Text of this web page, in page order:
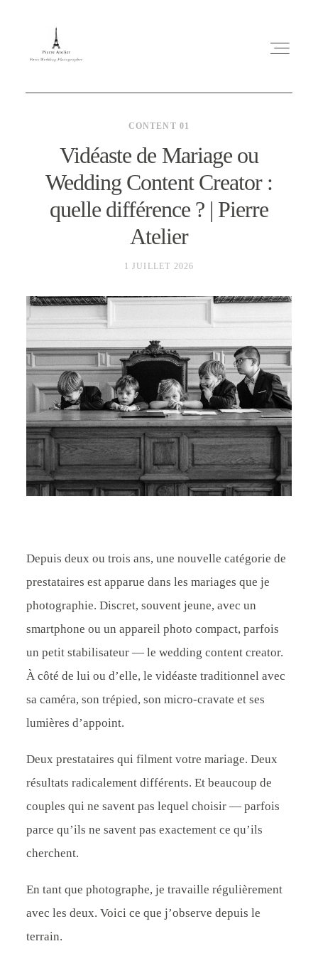
ABOUT ME
MARIAGE
ENGLISH
CONTACT
CONTENT 01
Vidéaste de Mariage ou
Wedding Content Creator :
quelle différence ? | Pierre
Atelier
1 JUILLET 2026
Depuis deux ou trois ans, une nouvelle catégorie de
prestataires est apparue dans les mariages que je
photographie. Discret, souvent jeune, avec un
smartphone ou un appareil photo compact, parfois
un petit stabilisateur — le wedding content creator.
À côté de lui ou d’elle, le vidéaste traditionnel avec
sa caméra, son trépied, son micro-cravate et ses
lumières d’appoint.
Deux prestataires qui filment votre mariage. Deux
résultats radicalement différents. Et beaucoup de
couples qui ne savent pas lequel choisir — parfois
parce qu’ils ne savent pas exactement ce qu’ils
cherchent.
En tant que photographe, je travaille régulièrement
avec les deux. Voici ce que j’observe depuis le
terrain.